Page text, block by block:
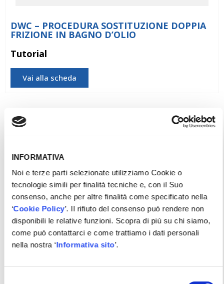
INFORMATIVA
Noi e terze parti selezionate utilizziamo Cookie o
tecnologie simili per finalità tecniche e, con il Suo
consenso, anche per altre finalità come specificato nella
‘Cookie Policy’. Il rifiuto del consenso può rendere non
disponibili le relative funzioni. Scopra di più su chi siamo,
come può contattarci e come trattiamo i dati personali
nella nostra ‘Informativa sito’.
DWC – PROCEDURA SOSTITUZIONE DOPPIA
FRIZIONE IN BAGNO D’OLIO
Tutorial
Vai alla scheda